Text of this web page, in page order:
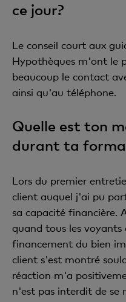
ce jour?
Le conseil court aux
Hypothèques m'ont le
beaucoup le contact
ainsi qu'au téléphone.
Quelle est ton
durant ta
Lors du premier
client auquel j'ai pu
sa capacité financière.
quand tous les
financement du bien
client s'est montré
réaction m'a
n'est pas interdit de se